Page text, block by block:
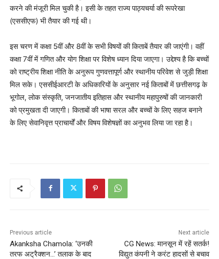
करने की मंजूरी मिल चुकी है। इसी के तहत राज्य पाठ्यचर्या की रूपरेखा
(एससीएफ) भी तैयार की गई थी।
इस चरण में कक्षा 5वीं और 8वीं के सभी विषयों की किताबें तैयार की जाएंगी। वहीं
कक्षा 7वीं में गणित और योग शिक्षा पर विशेष ध्यान दिया जाएगा। उद्देश्य है कि बच्चों
को राष्ट्रीय शिक्षा नीति के अनुरूप गुणवत्तापूर्ण और स्थानीय परिवेश से जुड़ी शिक्षा
मिल सके। एससीईआरटी के अधिकारियों के अनुसार नई किताबों में छत्तीसगढ़ के
भूगोल, लोक संस्कृति, जनजातीय इतिहास और स्थानीय महापुरुषों की जानकारी
को प्रमुखता दी जाएगी। किताबों की भाषा सरल और बच्चों के लिए सहज बनाने
के लिए सेवानिवृत्त प्राचार्यों और विषय विशेषज्ञों का अनुभव लिया जा रहा है।
Previous article
Akanksha Chamola: ‘उनकी
तरफ अट्रैक्शन…’ तलाक के बाद
Next article
CG News: मानसून में रहें सतर्क!
विद्युत कंपनी ने करंट हादसों से बचाव